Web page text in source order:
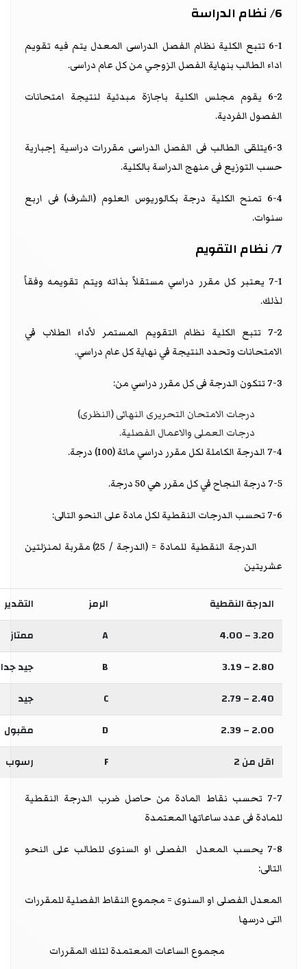
6/ نظام الدراسة
6-1 تتبع الكلية نظام الفصل الدراسى المعدل يتم فيه تقويم
اداء الطالب بنهاية الفصل الزوجي من كل عام دراسى.
6-2 يقوم مجلس الكلية باجازة مبدئية لنتيجة امتحانات
الفصول الفردية.
6-3يتلقى الطالب فى الفصل الدراسى مقررات دراسية إجبارية
حسب التوزيع فى منهج الدراسة بالكلية.
6-4 تمنح الكلية درجة بكالوريوس العلوم (الشرف) فى اربع
سنوات.
7/ نظام التقويم
7-1 يعتبر كل مقرر دراسي مستقلاً بذاته ويتم تقويمه وفقاً
لذلك.
7-2 تتبع الكلية نظام التقويم المستمر لأداء الطلاب في
الامتحانات وتحدد النتيجة في نهاية كل عام دراسي.
7-3 تتكون الدرجة فى كل مقرر دراسي من:
درجات الامتحان التحريرى النهائى (النظرى)
درجات العملى والاعمال الفصلية.
7-4 الدرجة الكاملة لكل مقرر دراسي مائة (100) درجة.
7-5 درجة النجاح في كل مقرر هي 50 درجة.
7-6 تحسب الدرجات النقطية لكل مادة على النحو التالى:
الدرجة النقطية للمادة = (الدرجة / 25) مقربة لمنزلتين
عشريتين
الدرجة النقطية الرمز
التقدير
3.20 – 4.00
A
ممتاز
2.80 – 3.19
B
جيد جدا
2.40 – 2.79
C
جيد
2.00 – 2.39
D
مقبول
اقل من 2
F رسوب
7-7 تحسب نقاط المادة من حاصل ضرب الدرجة النقطية
للمادة فى عدد ساعاتها المعتمدة
7-8 يحسب المعدل الفصلى او السنوى للطالب على النحو
التالى:
المعدل الفصلى او السنوى = مجموع النقاط الفصلية للمقررات
التى درسها
مجموع الساعات المعتمدة لتلك المقررات